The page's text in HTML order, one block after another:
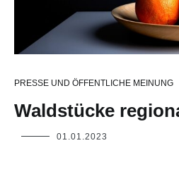
PRESSE UND ÖFFENTLICHE MEINUNG
Waldstücke
01.01.2023